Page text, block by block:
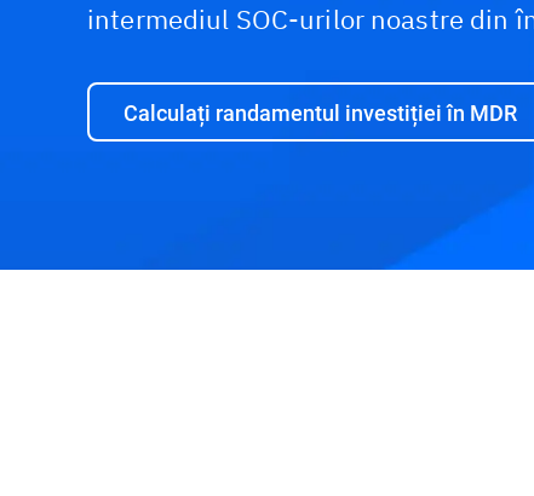
intermediul SOC-urilor noastre din
Calculați randamentul investiției în MDR